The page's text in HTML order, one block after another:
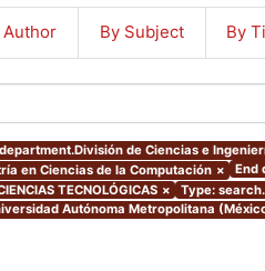
Author By Subject By
de Ciencias e
en Ciencias de la Computación × End
TECNOLÓGICAS × Type:
Autónoma Metropolitana